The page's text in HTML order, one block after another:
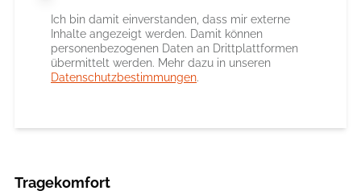
Ich bin damit einverstanden, dass mir externe
Inhalte angezeigt werden. Damit können
personenbezogenen Daten an Drittplattformen
übermittelt werden. Mehr dazu in unseren
Datenschutzbestimmungen.
Tragekomfort